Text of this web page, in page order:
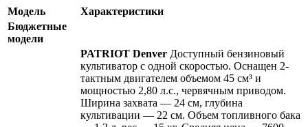
Модель
Характеристики
Бюджетные
модели
PATRIOT Denver Доступный бензиновый
культиватор с одной скоростью. Оснащен 2-
тактным двигателем объемом 45 см³ и
мощностью 2,80 л.с., червячным приводом.
Ширина захвата — 24 см, глубина
культивации — 22 см. Объем топливного бака